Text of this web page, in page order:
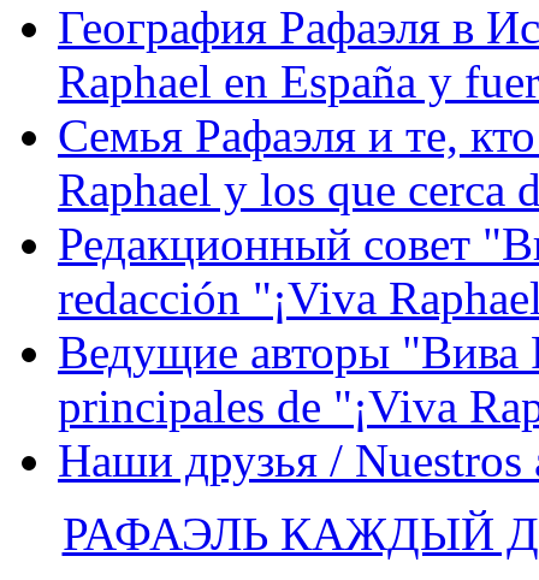
География Рафаэля в
Raphael en España y
Семья Рафаэля и те,
Raphael y los que cerca
Редакционный совет
redacción "¡Viva
Ведущие авторы "Вива
principales de "¡Viva
Наши друзья / Nuestros
РАФАЭЛЬ КАЖДЫЙ